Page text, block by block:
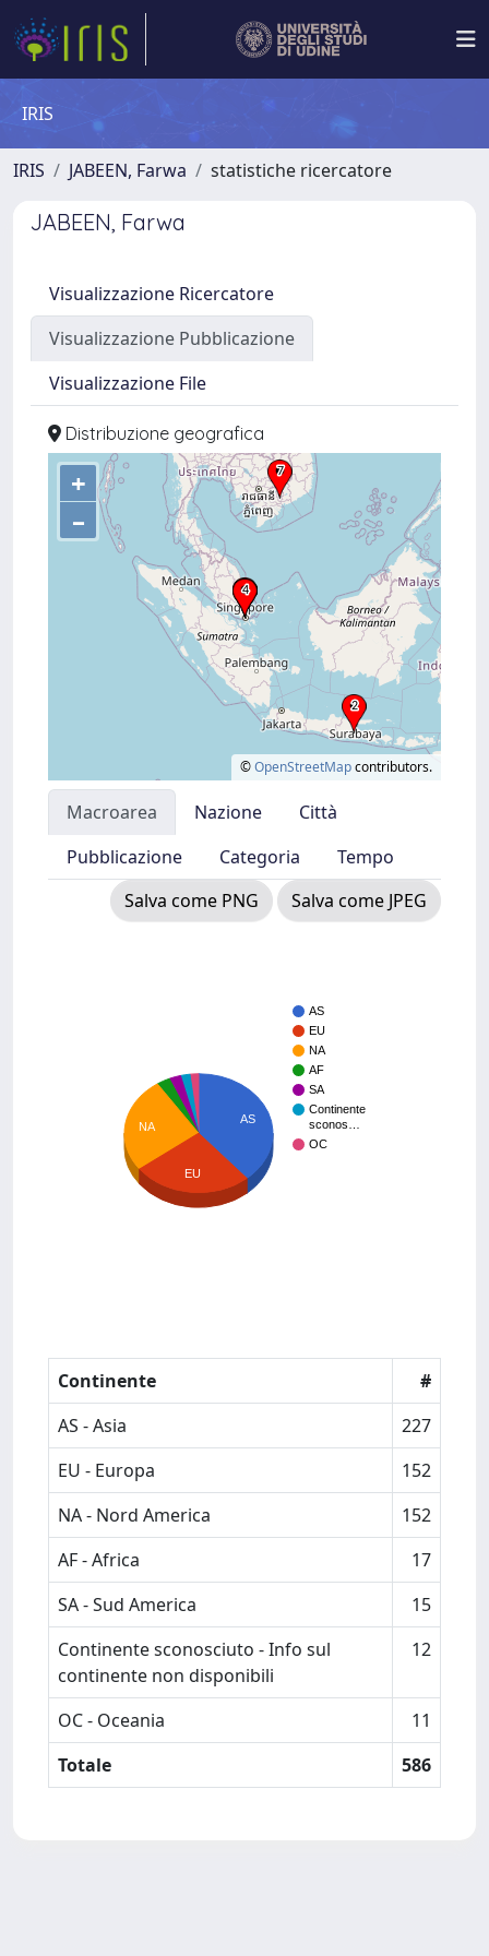
IRIS
IRIS JABEEN, Farwa statistiche ricercatore
JABEEN, Farwa
Visualizzazione Ricercatore
Visualizzazione Pubblicazione
Visualizzazione File
Distribuzione geografica
+
–
©OpenStreetMapcontributors.
Macroarea Nazione
Città
Pubblicazione
Categoria
Tempo
Salva come PNG
Salva come JPEG
AS
EU
NA
AF
SA
Continente
sconos…
OC
AS
NA
EU
Continente
#
AS - Asia
227
EU - Europa
152
NA - Nord America
152
AF - Africa
17
SA - Sud America
15
Continente sconosciuto - Info sul
continente non disponibili
12
OC - Oceania
11
Totale
586